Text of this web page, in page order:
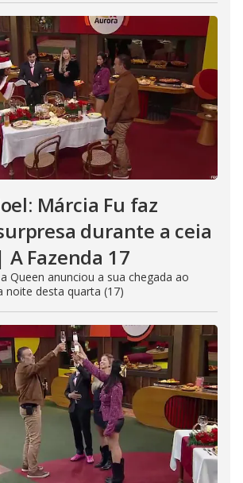
Márcia Fu faz
durante a ceia
A Fazenda 17
Queen anunciou a sua chegada ao
noite desta quarta (17)